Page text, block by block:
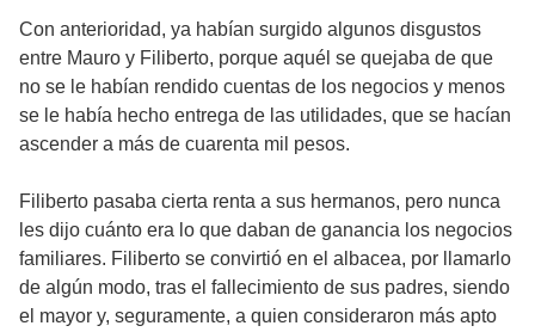
Con anterioridad, ya habían surgido algunos disgustos
entre Mauro y Filiberto, porque aquél se quejaba de que
no se le habían rendido cuentas de los negocios y menos
se le había hecho entrega de las utilidades, que se hacían
ascender a más de cuarenta mil pesos.
Filiberto pasaba cierta renta a sus hermanos, pero nunca
les dijo cuánto era lo que daban de ganancia los negocios
familiares. Filiberto se convirtió en el albacea, por llamarlo
de algún modo, tras el fallecimiento de sus padres, siendo
el mayor y, seguramente, a quien consideraron más apto